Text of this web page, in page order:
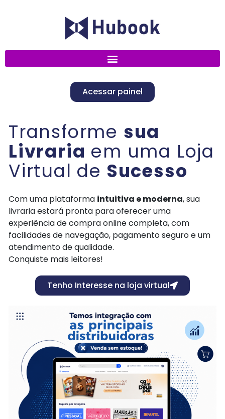
Acessar painel
Transforme sua
Livraria em uma Loja
Virtual de Sucesso
Com uma plataforma intuitiva e moderna, sua
livraria estará pronta para oferecer uma
experiência de compra online completa, com
facilidades de navegação, pagamento seguro e um
atendimento de qualidade.
Conquiste mais leitores!
Tenho Interesse na loja virtual